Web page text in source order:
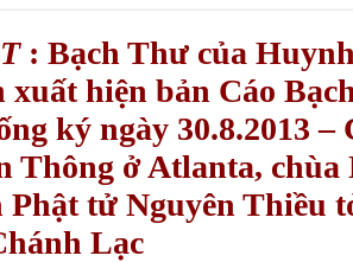
: Bạch Thư của
hiện bản Cáo
ký ngày 30.8.2013
Thông ở Atlanta,
tử Nguyên Thiều
Lạc